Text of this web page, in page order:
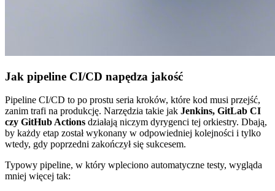
Jak pipeline CI/CD napędza jakość
Pipeline CI/CD to po prostu seria kroków, które kod musi przejść,
zanim trafi na produkcję. Narzędzia takie jak Jenkins, GitLab CI
czy GitHub Actions działają niczym dyrygenci tej orkiestry. Dbają,
by każdy etap został wykonany w odpowiedniej kolejności i tylko
wtedy, gdy poprzedni zakończył się sukcesem.
Typowy pipeline, w który wpleciono automatyczne testy, wygląda
mniej więcej tak: